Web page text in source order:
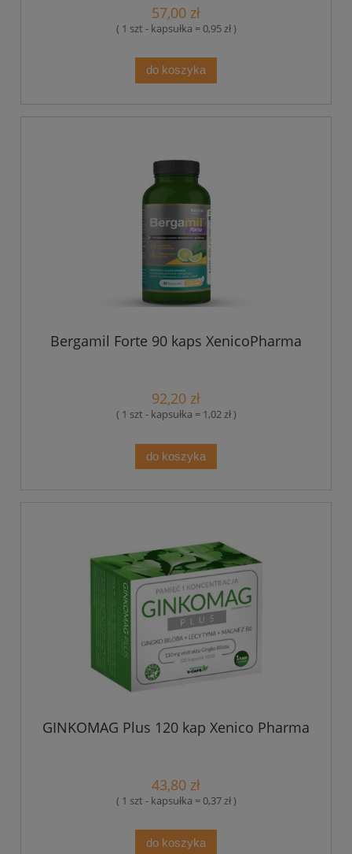
57,00 zł
( 1 szt - kapsułka = 0,95 zł )
do koszyka
Bergamil Forte 90 kaps XenicoPharma
92,20 zł
( 1 szt - kapsułka = 1,02 zł )
do koszyka
GINKOMAG Plus 120 kap Xenico Pharma
43,80 zł
( 1 szt - kapsułka = 0,37 zł )
do koszyka